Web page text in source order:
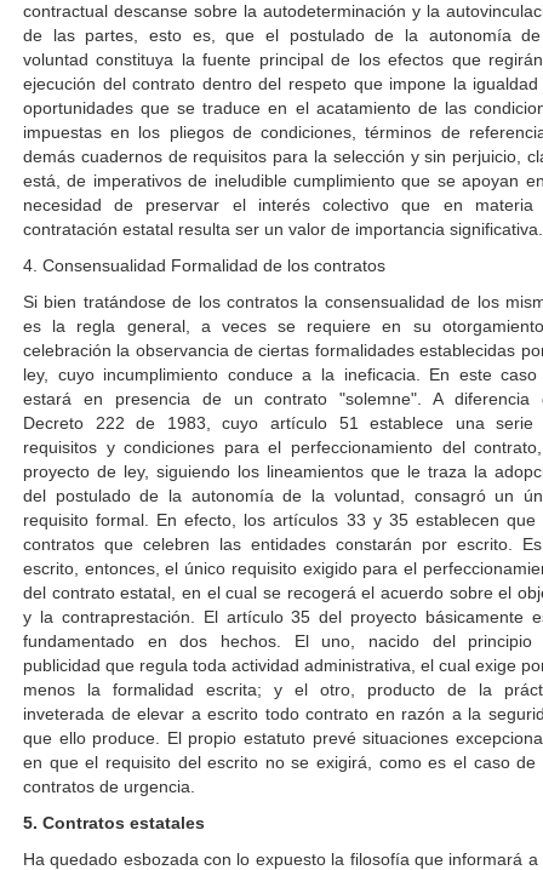
contractual descanse sobre la autodeterminación y la
de las partes, esto es, que el postulado de la autonomía
voluntad constituya la fuente principal de los efectos que
ejecución del contrato dentro del respeto que impone la
oportunidades que se traduce en el acatamiento de las
impuestas en los pliegos de condiciones, términos de
demás cuadernos de requisitos para la selección y sin perjuicio,
está, de imperativos de ineludible cumplimiento que se apoyan
necesidad de preservar el interés colectivo que en materia
contratación estatal resulta ser un valor de importancia significativa.
4. Consensualidad Formalidad de los contratos
Si bien tratándose de los contratos la consensualidad de los
es la regla general, a veces se requiere en su
celebración la observancia de ciertas formalidades establecidas
ley, cuyo incumplimiento conduce a la ineficacia. En este
estará en presencia de un contrato "solemne". A diferencia
Decreto 222 de 1983, cuyo artículo 51 establece una serie
requisitos y condiciones para el perfeccionamiento del
proyecto de ley, siguiendo los lineamientos que le traza la
del postulado de la autonomía de la voluntad, consagró un
requisito formal. En efecto, los artículos 33 y 35 establecen que
contratos que celebren las entidades constarán por escrito.
escrito, entonces, el único requisito exigido para el
del contrato estatal, en el cual se recogerá el acuerdo sobre el
y la contraprestación. El artículo 35 del proyecto básicamente
fundamentado en dos hechos. El uno, nacido del principio
publicidad que regula toda actividad administrativa, el cual exige
menos la formalidad escrita; y el otro, producto de la
inveterada de elevar a escrito todo contrato en razón a la
que ello produce. El propio estatuto prevé situaciones
en que el requisito del escrito no se exigirá, como es el caso de
contratos de urgencia.
5. Contratos estatales
Ha quedado esbozada con lo expuesto la filosofía que informará a